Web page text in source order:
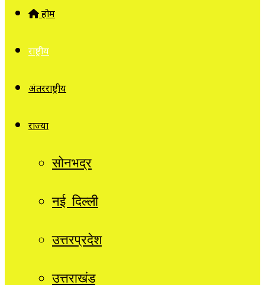
होम
राष्ट्रीय
अंतरराष्ट्रीय
राज्यों
सोनभद्र
नई दिल्ली
उत्तरप्रदेश
उत्तराखंड